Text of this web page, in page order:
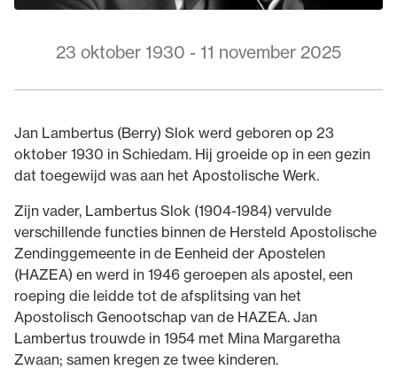
23 oktober 1930 - 11 november 2025
Jan Lambertus (Berry) Slok werd geboren op 23
oktober 1930 in Schiedam. Hij groeide op in een gezin
dat toegewijd was aan het Apostolische Werk.
Zijn vader, Lambertus Slok (1904-1984) vervulde
verschillende functies binnen de Hersteld Apostolische
Zendinggemeente in de Eenheid der Apostelen
(HAZEA) en werd in 1946 geroepen als apostel, een
roeping die leidde tot de afsplitsing van het
Apostolisch Genootschap van de HAZEA. Jan
Lambertus trouwde in 1954 met Mina Margaretha
Zwaan; samen kregen ze twee kinderen.